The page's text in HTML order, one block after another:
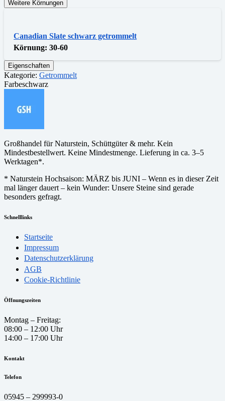
Weitere Körnungen
Canadian Slate schwarz getrommelt
Körnung:30-60
Eigenschaften
Kategorie: Getrommelt
Farbeschwarz
Großhandel für Naturstein, Schüttgüter & mehr. Kein
Mindestbestellwert. Keine Mindestmenge. Lieferung in ca. 3–5
Werktagen*.
* Naturstein Hochsaison: MÄRZ bis JUNI – Wenn es in dieser Zeit
mal länger dauert – kein Wunder: Unsere Steine sind gerade
besonders gefragt.
Schnelllinks
Startseite
Impressum
Datenschutzerklärung
AGB
Cookie-Richtlinie
Öffnungszeiten
Montag – Freitag:
08:00 – 12:00 Uhr
14:00 – 17:00 Uhr
Kontakt
Telefon
05945 – 299993-0